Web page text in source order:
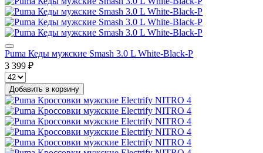
Puma Кеды мужские Smash 3.0 L White-Black-P
3 399 ₽
Добавить в корзину